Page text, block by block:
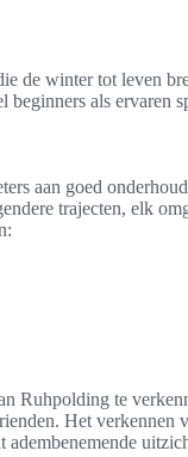
de winter tot leven
beginners als ervaren
aan goed
trajecten, elk
Ruhpolding te
Het verkennen